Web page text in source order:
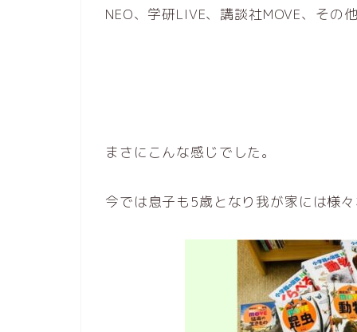
NEO、学研LIVE、講談社MOVE、その
まさにこんな感じでした。
今では息子も5歳となり我が家には様